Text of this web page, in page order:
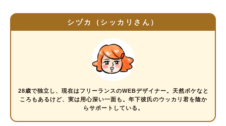
シヅカ（シッカリさん）
28歳で独立し、現在はフリーランスのWEBデザイナー。天然ボケなと
ころもあるけど、実は用心深い一面も。年下彼氏のウッカリ君を陰か
らサポートしている。